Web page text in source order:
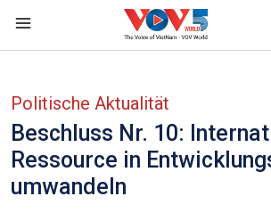
Politische Aktualität
Beschluss Nr. 10:
Ressource in
umwandeln